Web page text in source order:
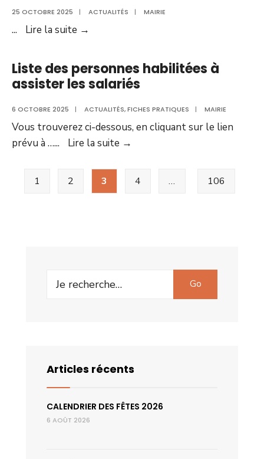
au
25 OCTOBRE 2025 | ACTUALITÉS | MAIRIE
... Lire la suite →
Liste des personnes habilitées à
assister les salariés
6 OCTOBRE 2025 | ACTUALITÉS,FICHES PRATIQUES | MAIRIE
Vous trouverez ci-dessous, en cliquant sur le lien
prévu à …... Lire la suite →
1 2 3 4 … 106
Search
Go
Articles récents
CALENDRIER DES FÊTES 2026
6 AOÛT 2026